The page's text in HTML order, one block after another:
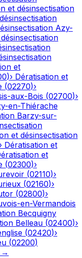
et désinsectisation
Azy-
et
)› Dératisation et
(02270)›
aux-Bois (02700)›
en-Thiérache
Barzy-sur-
et désinsectisation
› Dératisation et
et
(02300)›
(02110)›
(02160)›
(02800)›
en-Vermandois
Becquigny
Belleau (02400)›
(02420)›
(02200)
→